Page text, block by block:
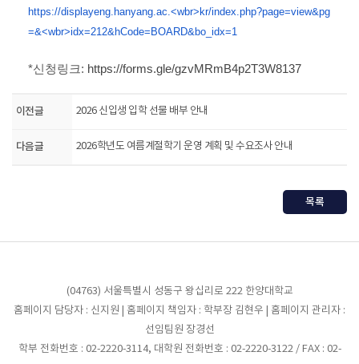
https://displayeng.hanyang.ac.<wbr>kr/index.php?page=view&pg
=&<wbr>idx=212&hCode=BOARD&bo_idx=1
*신청링크: https://forms.gle/gzvMRmB4p2T3W8137
이전글 2026 신입생 입학 선물 배부 안내
다음글 2026학년도 여름계절학기 운영 계획 및 수요조사 안내
목록
(04763) 서울특별시 성동구 왕십리로 222 한양대학교
홈페이지 담당자 : 신지원 | 홈페이지 책임자 : 학부장 김현우 | 홈페이지 관리자 :
선임팀원 장경선
학부 전화번호 : 02-2220-3114, 대학원 전화번호 : 02-2220-3122 / FAX : 02-